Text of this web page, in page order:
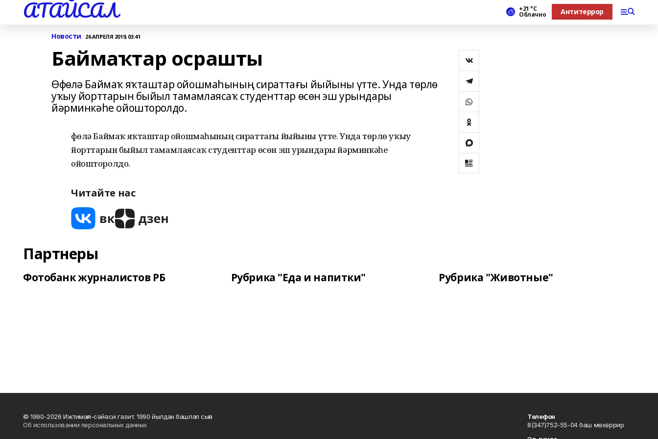
АТАЙСАЛ +21 °С
Облачно Антитеррор
Новости 26 АПРЕЛЯ 2019, 03:41
Баймаҡтар осрашты
Өфөлә Баймаҡ яҡташтар ойошмаһының сираттағы йыйыны үтте. Унда төрлө
уҡыу йорттарын быйыл тамамлаясаҡ студенттар өсөн эш урындары
йәрминкәһе ойошторолдо.
Өфөлә Баймаҡ яҡташтар ойошмаһының сираттағы йыйыны үтте. Унда төрлө уҡыу
йорттарын быйыл тамамлаясаҡ студенттар өсөн эш урындары йәрминкәһе
ойошторолдо.
Читайте нас
Партнеры
Фотобанк журналистов РБ Рубрика "Еда и напитки" Рубрика "Животные"
© 1990-2026 Ижтимағи-сәйәси гәзит. 1990 йылдан башлап сыға
Об использовании персональных данных
Телефон
8(347)752-55-04 баш мөхәррир